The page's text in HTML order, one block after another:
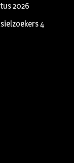
2026
4